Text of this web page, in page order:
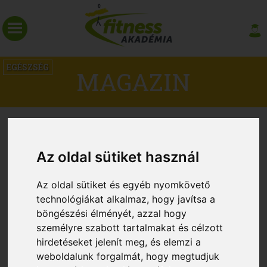
Az oldal sütiket használ
Az oldal sütiket és egyéb nyomkövető
technológiákat alkalmaz, hogy javítsa a
böngészési élményét, azzal hogy
személyre szabott tartalmakat és célzott
hirdetéseket jelenít meg, és elemzi a
weboldalunk forgalmát, hogy megtudjuk
EGÉSZSÉG MAGAZIN
Az edzés segíthet a rossz alvókon